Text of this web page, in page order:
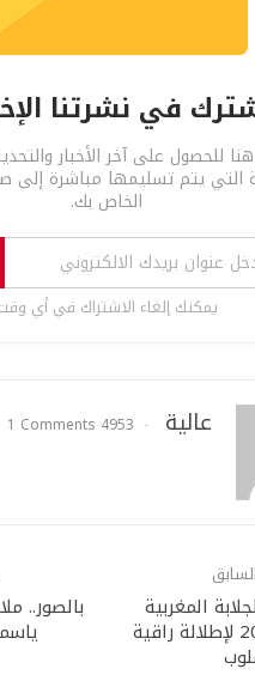
في نشرتنا
للحصول على آخر الأخبار
التي يتم تسليمها مباشرة إلى
الخاص بك.
يمكنك إلغاء الاشتراك في أي
عالية 4953 Posts
1 Comments
المغربية
2020-2021 لإطلالة راقية
بالصور..